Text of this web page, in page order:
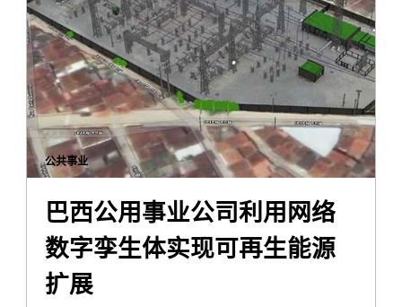
公共事业
巴西公用事业公司利用网络
数字孪生体实现可再生能源
扩展